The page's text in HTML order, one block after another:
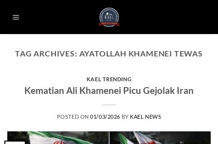
TAG ARCHIVES: AYATOLLAH KHAMENEI TEWAS
KAEL TRENDING
Kematian Ali Khamenei Picu Gejolak Iran
POSTED ON01/03/2026 BY KAEL NEWS